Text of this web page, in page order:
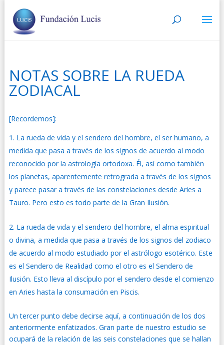
NOTAS SOBRE LA RUEDA
ZODIACAL
[Recordemos]:
La rueda de vida y el sendero del hombre, el ser humano, a
medida que pasa a través de los signos de acuerdo al modo
reconocido por la astrología ortodoxa. Él, así como también
los planetas, aparentemente retrograda a través de los signos
y parece pasar a través de las constelaciones desde Aries a
Tauro. Pero esto es todo parte de la Gran Ilusión.
La rueda de vida y el sendero del hombre, el alma espiritual
o divina, a medida que pasa a través de los signos del zodiaco
de acuerdo al modo estudiado por el astrólogo esotérico. Este
es el Sendero de Realidad como el otro es el Sendero de
Ilusión. Esto lleva al discípulo por el sendero desde el comienzo
en Aries hasta la consumación en Piscis.
Un tercer punto debe decirse aquí, a continuación de los dos
anteriormente enfatizados. Gran parte de nuestro estudio se
ocupará de la relación de las seis constelaciones que se hallan